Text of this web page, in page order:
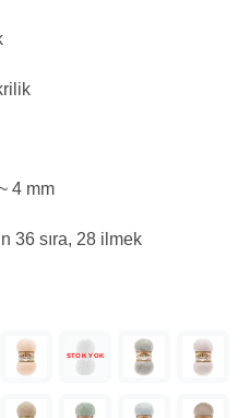
4 mm
36 sıra, 28 ilmek
STOK YOK